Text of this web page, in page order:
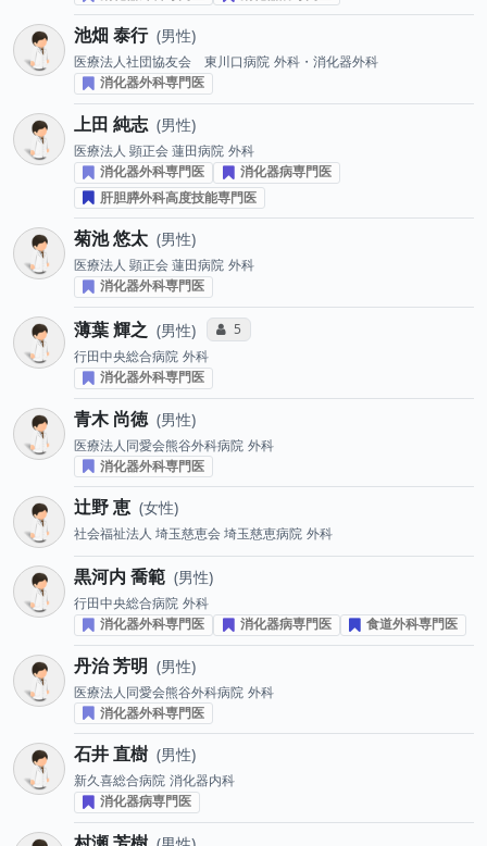
池畑 泰行 男性
医療法人社団協友会 東川口病院 外科・消化器外科
消化器外科専門医
上田 純志 男性
医療法人 顕正会 蓮田病院 外科
消化器外科専門医
消化器病専門医
肝胆膵外科高度技能専門医
菊池 悠太 男性
医療法人 顕正会 蓮田病院 外科
消化器外科専門医
薄葉 輝之 男性 コミュニケーション・タイプ投票数
5
行田中央総合病院 外科
消化器外科専門医
青木 尚徳 男性
医療法人同愛会熊谷外科病院 外科
消化器外科専門医
辻野 恵 女性
社会福祉法人 埼玉慈恵会 埼玉慈恵病院 外科
黒河内 喬範 男性
行田中央総合病院 外科
消化器外科専門医
消化器病専門医 食道外科専門医
丹治 芳明 男性
医療法人同愛会熊谷外科病院 外科
消化器外科専門医
石井 直樹 男性
新久喜総合病院 消化器内科
消化器病専門医